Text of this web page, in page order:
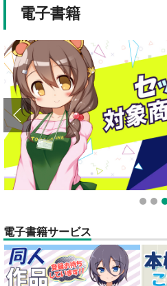
重要 ポイント付与・管理体制改定のお知
電子書籍
1 2
電子書籍サービス